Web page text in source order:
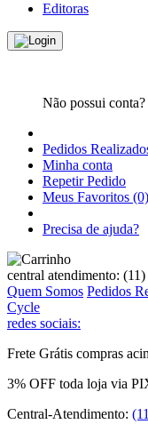
Editoras
Não possui conta?
Pedidos
Minha conta
Repetir Pedido
Meus Favoritos (0)
Precisa de ajuda?
central atendimento:
Quem Somos Pedidos
Cycle
redes sociais:
Frete Grátis compras
3% OFF toda loja via
Central-Atendimento:
INFORMÁTICA
E
JOGOS E
PASSATEMPOS
JORDAN
PETERSON
LEON
LITERATURA
LITERATURA
BRASILEIRA
LITERATURA